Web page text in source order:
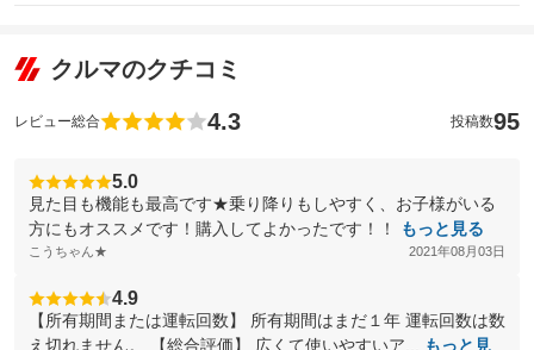
クルマのクチコミ
レビュー総合 4.3 投稿数95
5.0
見た目も機能も最高です★乗り降りもしやすく、お子様がいる
方にもオススメです！購入してよかったです！！
もっと見る
こうちゃん★ 2021年08月03日
4.9
【所有期間または運転回数】 所有期間はまだ１年 運転回数は数
え切れません。 【総合評価】 広くて使いやすいア...
もっと見